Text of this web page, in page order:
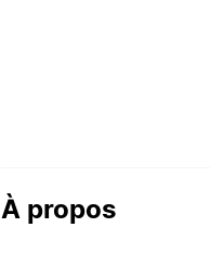
À propos